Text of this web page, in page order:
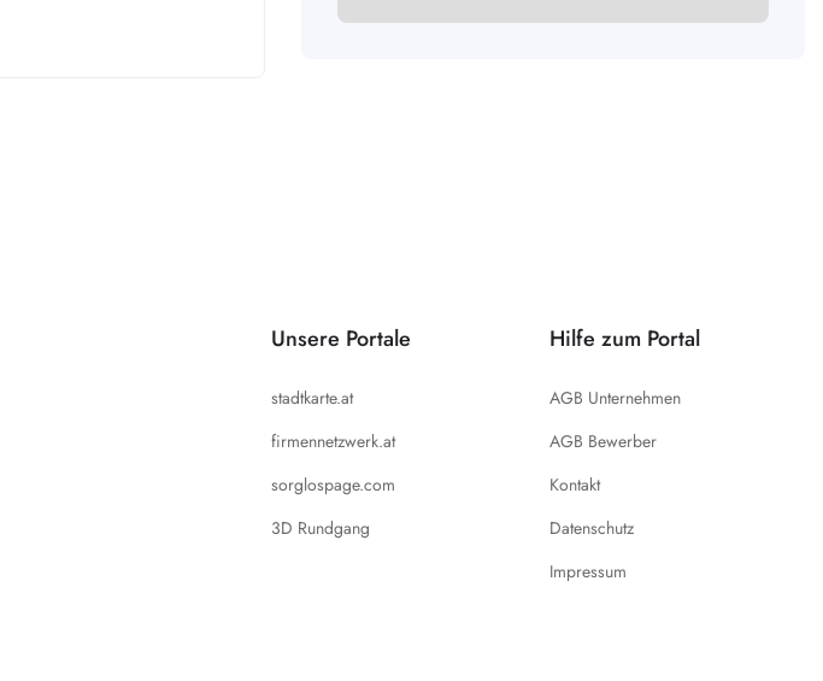
Unsere Portale
stadtkarte.at
firmennetzwerk.at
sorglospage.com
3D Rundgang
Hilfe zum Portal
AGB Unternehmen
AGB Bewerber
Kontakt
Datenschutz
Impressum